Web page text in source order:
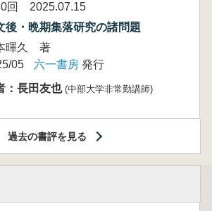
回 2025.07.15
後・晩期集落研究の諸問題
暉久 著
05
六一書房 発行
：長田友也 (中部大学非常勤講師)
過去の書評を見る